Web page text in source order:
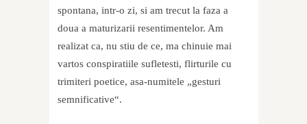
spontana, intr-o zi, si am trecut la faza a
doua a maturizarii resentimentelor. Am
realizat ca, nu stiu de ce, ma chinuie mai
vartos conspiratiile sufletesti, flirturile cu
trimiteri poetice, asa-numitele „gesturi
semnificative“.